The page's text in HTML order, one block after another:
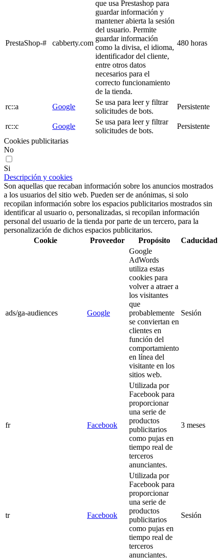
PrestaShop-# cabberty.com
que usa Prestashop para
guardar información y
mantener abierta la sesión
del usuario. Permite
guardar información
como la divisa, el idioma,
identificador del cliente,
entre otros datos
necesarios para el
correcto funcionamiento
de la tienda.
480 horas
rc::a Google
Se usa para leer y filtrar
solicitudes de bots.
Persistente
rc::c Google
Se usa para leer y filtrar
solicitudes de bots.
Persistente
Cookies publicitarias
No
Si
Descripción y cookies
Son aquellas que recaban información sobre los anuncios mostrados
a los usuarios del sitio web. Pueden ser de anónimas, si solo
recopilan información sobre los espacios publicitarios mostrados sin
identificar al usuario o, personalizadas, si recopilan información
personal del usuario de la tienda por parte de un tercero, para la
personalización de dichos espacios publicitarios.
Cookie
Proveedor Propósito Caducidad
ads/ga-audiences Google
Google
AdWords
utiliza estas
cookies para
volver a atraer a
los visitantes
que
probablemente
se conviertan en
clientes en
función del
comportamiento
en línea del
visitante en los
sitios web.
Sesión
fr Facebook
Utilizada por
Facebook para
proporcionar
una serie de
productos
publicitarios
como pujas en
tiempo real de
terceros
anunciantes.
3 meses
tr Facebook
Utilizada por
Facebook para
proporcionar
una serie de
productos
publicitarios
como pujas en
tiempo real de
terceros
anunciantes.
Sesión